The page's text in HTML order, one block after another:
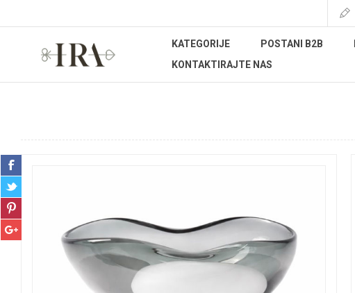
KATEGORIJE POSTANI B2B
KONTAKTIRAJTE NAS